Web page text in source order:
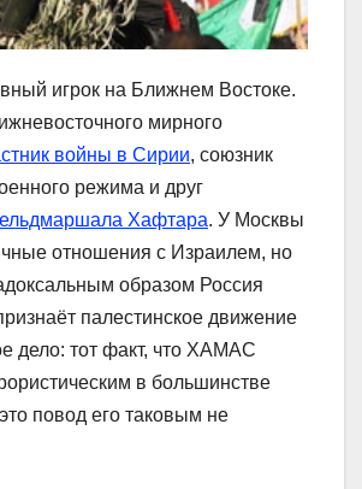
игрок на Ближнем Востоке.
мирного
войны в Сирии, союзник
режима и друг
Хафтара. У Москвы
отношения с Израилем, но
образом Россия
палестинское движение
дело: тот факт, что ХАМАС
в большинстве
повод его таковым не